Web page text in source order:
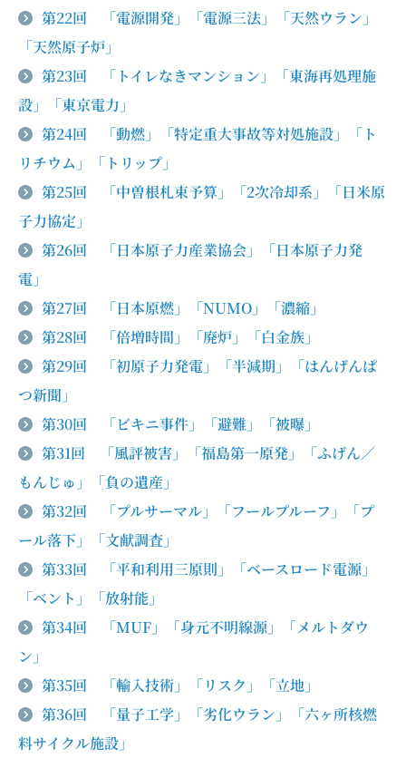
第22回 「電源開発」「電源三法」「天然ウラン」
「天然原子炉」
第23回 「トイレなきマンション」「東海再処理施
設」「東京電力」
第24回 「動燃」「特定重大事故等対処施設」「ト
リチウム」「トリップ」
第25回 「中曽根札束予算」「2次冷却系」「日米原
子力協定」
第26回 「日本原子力産業協会」「日本原子力発
電」
第27回 「日本原燃」「NUMO」「濃縮」
第28回 「倍増時間」「廃炉」「白金族」
第29回 「初原子力発電」「半減期」「はんげんぱ
つ新聞」
第30回 「ビキニ事件」「避難」「被曝」
第31回 「風評被害」「福島第一原発」「ふげん／
もんじゅ」「負の遺産」
第32回 「プルサーマル」「フールプルーフ」「プ
ール落下」「文献調査」
第33回 「平和利用三原則」「ベースロード電源」
「ベント」「放射能」
第34回 「MUF」「身元不明線源」「メルトダウ
ン」
第35回 「輸入技術」「リスク」「立地」
第36回 「量子工学」「劣化ウラン」「六ヶ所核燃
料サイクル施設」